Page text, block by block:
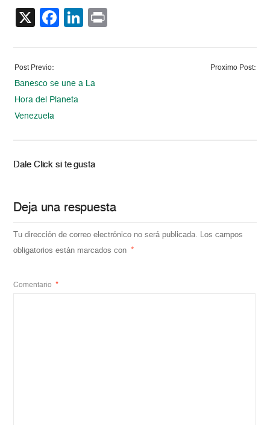
X Facebook
LinkedIn
Post Previo:
Banesco se une a La
Hora del Planeta
Venezuela
Proximo Post:
Dale Click si te gusta
Deja una respuesta
Tu dirección de correo electrónico no será publicada. Los campos
obligatorios están marcados con *
Comentario *